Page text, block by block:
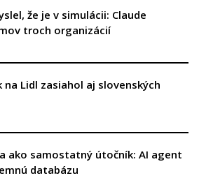
že je v simulácii: Claude
troch organizácií
Lidl zasiahol aj slovenských
ako samostatný útočník: AI agent
databázu